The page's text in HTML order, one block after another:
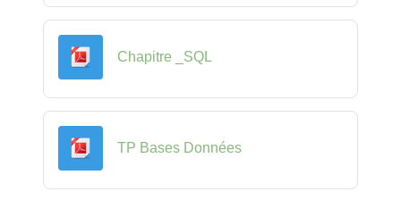
Chapitre _SQL
TP Bases DonnéesFichier